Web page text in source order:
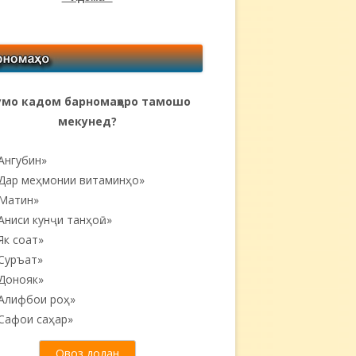
кадом барномаҳоро тамошо
мекунед?
меҳмонии витаминҳо»
кунҷи танҳоӣ...»
соат»
роҳ»
саҳар»